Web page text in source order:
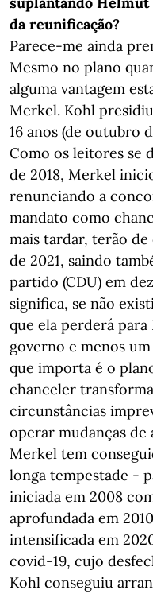
da reunificação?
Parece-me ainda
Mesmo no plano
alguma vantagem
Merkel. Kohl
16 anos (de outubro
Como os leitores se
de 2018, Merkel
renunciando a
mandato como
mais tardar, terão
de 2021, saindo
partido (CDU) em
significa, se não
que ela perderá
governo e menos
que importa é o
chanceler
circunstâncias
operar mudanças
Merkel tem
longa tempestade -
iniciada em 2008
aprofundada em
intensificada em
covid-19, cujo
Kohl conseguiu